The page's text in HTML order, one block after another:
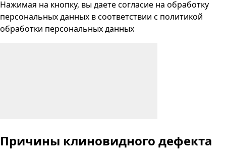
Нажимая на кнопку, вы даете согласие на обработку
персональных данных в соответствии с политикой
обработки персональных данных
Причины клиновидного дефекта